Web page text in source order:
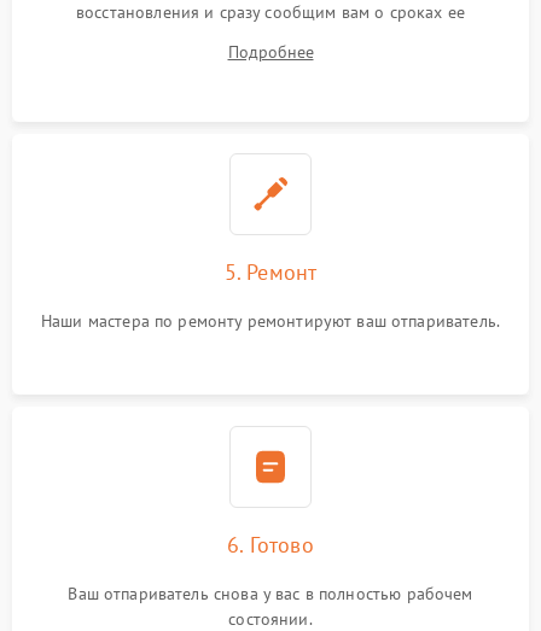
восстановления и сразу сообщим вам о сроках ее
Подробнее
5. Ремонт
Наши мастера по ремонту ремонтируют ваш отпариватель.
6. Готово
Ваш отпариватель снова у вас в полностью рабочем
состоянии.